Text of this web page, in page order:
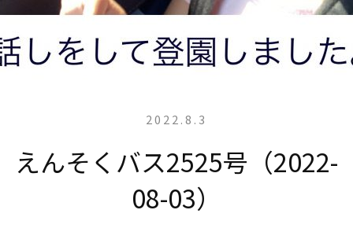
2022.8.3
えんそくバス2525号（2022-
08-03）